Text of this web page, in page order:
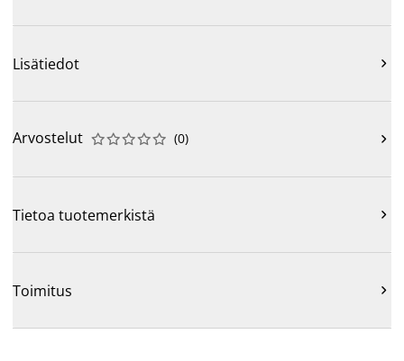
Lisätiedot 
Arvostelut 




 (0) 
Tietoa tuotemerkistä 
Toimitus 